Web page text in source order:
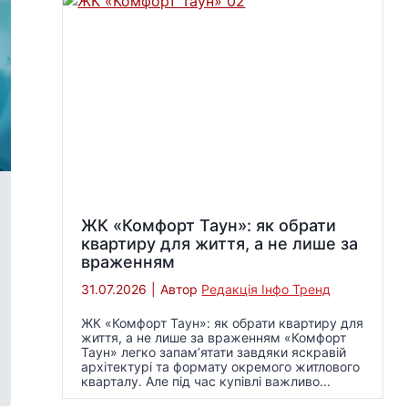
ЖК «Комфорт Таун»: як обрати
квартиру для життя, а не лише за
враженням
31.07.2026 Автор Редакція Інфо Тренд
ЖК «Комфорт Таун»: як обрати квартиру для
життя, а не лише за враженням «Комфорт
Таун» легко запам’ятати завдяки яскравій
архітектурі та формату окремого житлового
кварталу. Але під час купівлі важливо...